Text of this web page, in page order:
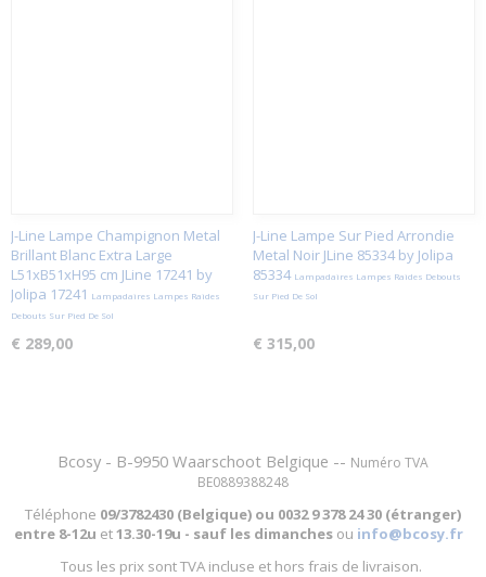
J-Line Lampe Champignon Metal
Brillant Blanc Extra Large
L51xB51xH95 cm JLine 17241 by
Jolipa 17241 Lampadaires Lampes Raides
Debouts Sur Pied De Sol
€ 289,00
J-Line Lampe Sur Pied Arrondie
Metal Noir JLine 85334 by Jolipa
85334 Lampadaires Lampes Raides Debouts
Sur Pied De Sol
€ 315,00
Bcosy - B-9950 Waarschoot Belgique -- Numéro TVA
BE0889388248
Téléphone 09/3782430 (Belgique) ou 0032 9 378 24 30 (étranger)
entre 8-12u et13.30-19u - sauf les dimanchesou info@bcosy.fr
Tous les prix sont TVA incluse et hors frais de livraison.